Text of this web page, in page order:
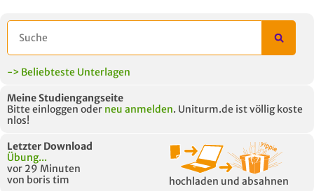
-> Beliebteste Unterlagen
Meine Studiengangseite
Bitte einloggen oder neu anmelden. Uniturm.de ist völlig koste
nlos!
Letzter Download
Übung...
vor 29 Minuten
von boris tim
hochladen und absahnen